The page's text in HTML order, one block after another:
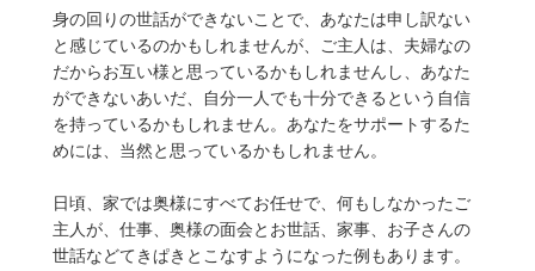
身の回りの世話ができないことで、あなたは申し訳ない
と感じているのかもしれませんが、ご主人は、夫婦なの
だからお互い様と思っているかもしれませんし、あなた
ができないあいだ、自分一人でも十分できるという自信
を持っているかもしれません。あなたをサポートするた
めには、当然と思っているかもしれません。
日頃、家では奥様にすべてお任せで、何もしなかったご
主人が、仕事、奥様の面会とお世話、家事、お子さんの
世話などてきぱきとこなすようになった例もあります。